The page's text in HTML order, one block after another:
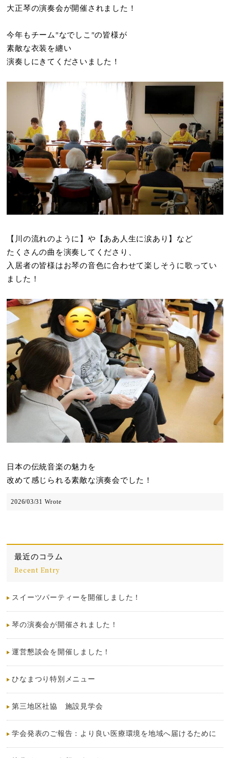
最近のコラム
Recent Entry
スイーツパーティーを開催しました！
琴の演奏会が開催されました！
運営懇談会を開催しました！
ひなまつり特別メニュー
第三地区社協 施設見学会
学会発表のご報告：より良い医療環境を地域へ届けるために
大正琴の演奏会が開催されました！
今年もチーム"なでしこ"の皆様が
素敵な衣装を纏い
演奏しにきてくださいました！
【川の流れのように】や【ああ人生に涙あり】など
たくさんの曲を演奏してくださり、
入居者の皆様はお琴の音色に合わせて楽しそうに歌ってい
ました！
日本の伝統音楽の魅力を
改めて感じられる素敵な演奏会でした！
2026/03/31 Wrote